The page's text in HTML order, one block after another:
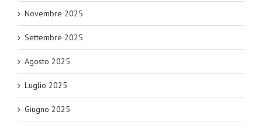
Novembre 2025
Settembre 2025
Agosto 2025
Luglio 2025
Giugno 2025